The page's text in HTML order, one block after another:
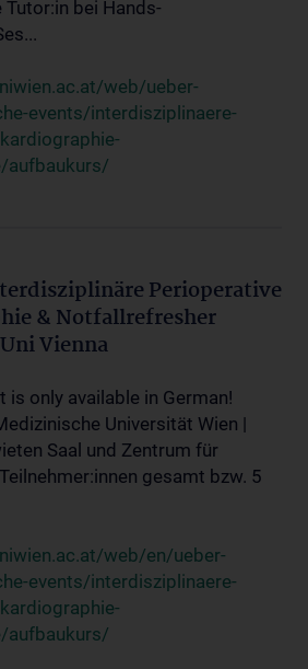
Tutor:in bei Hands-
web/ueber-
events/interdisziplinaere-
aufbaukurs/
Perioperative
& Notfallrefresher
Vienna
is only available in German!
Universität Wien |
Saal und Zentrum für
gesamt bzw. 5
web/en/ueber-
events/interdisziplinaere-
aufbaukurs/